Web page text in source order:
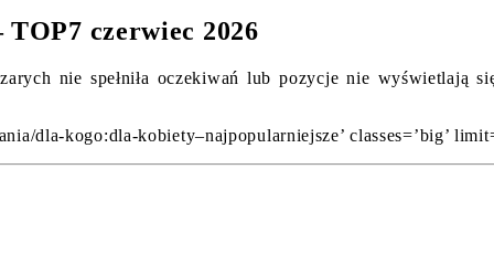
czerwiec 2026
nie spełniła oczekiwań lub pozycje nie wyświetlają
dla-kogo:dla-kobiety–najpopularniejsze’ classes=’big’